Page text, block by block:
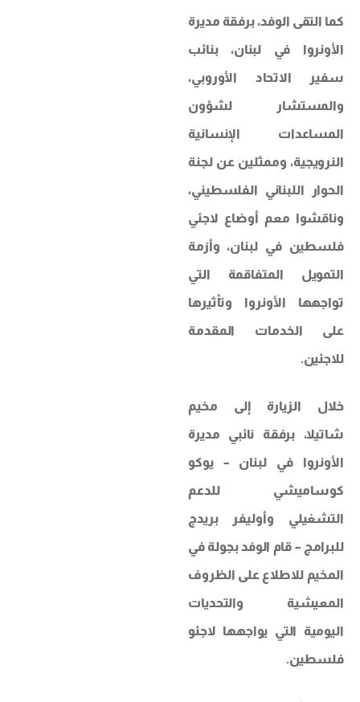
كما التقى الوفد، برفقة مديرة
الأونروا في لبنان، بنائب
سفير الاتحاد الأوروبي،
والمستشار لشؤون
المساعدات الإنسانية
النرويجية، وممثلين عن لجنة
الحوار اللبناني الفلسطيني،
وناقشوا معم أوضاع لاجئي
فلسطين في لبنان، وأزمة
التمويل المتفاقمة التي
تواجهها الأونروا وتأثيرها
على الخدمات المقدمة
للاجئين.
خلال الزيارة إلى مخيم
شاتيلا، برفقة نائبي مديرة
الأونروا في لبنان – يوكو
كوساميشي للدعم
التشغيلي وأوليفر بريدج
للبرامج – قام الوفد بجولة في
المخيم للاطلاع على الظروف
المعيشية والتحديات
اليومية التي يواجهها لاجئو
فلسطين.